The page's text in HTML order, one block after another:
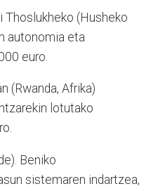
Thoslukheko (Husheko
autonomia eta
euro.
(Rwanda, Afrika)
lotutako
Beniko
sistemaren indartzea,